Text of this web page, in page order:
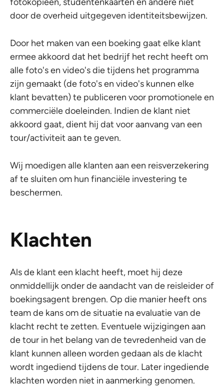
door de overheid uitgegeven identiteitsbewijzen.
Door het maken van een boeking gaat elke klant
ermee akkoord dat het bedrijf het recht heeft om
alle foto's en video's die tijdens het programma
zijn gemaakt (de foto's en video's kunnen elke
klant bevatten) te publiceren voor promotionele en
commerciële doeleinden. Indien de klant niet
akkoord gaat, dient hij dat voor aanvang van een
tour/activiteit aan te geven.
Wij moedigen alle klanten aan een reisverzekering
af te sluiten om hun financiële investering te
beschermen.
Klachten
Als de klant een klacht heeft, moet hij deze
onmiddellijk onder de aandacht van de reisleider of
boekingsagent brengen. Op die manier heeft ons
team de kans om de situatie na evaluatie van de
klacht recht te zetten. Eventuele wijzigingen aan
de tour in het belang van de tevredenheid van de
klant kunnen alleen worden gedaan als de klacht
wordt ingediend tijdens de tour. Later ingediende
klachten worden niet in aanmerking genomen.